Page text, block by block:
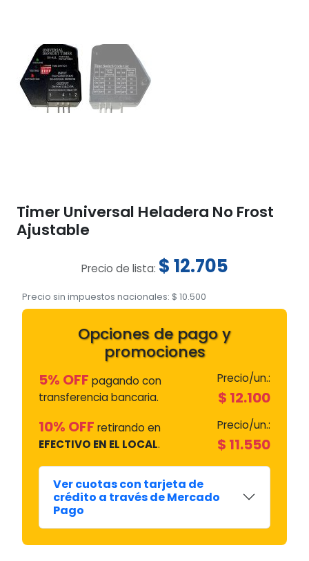
Timer Universal Heladera No Frost
Ajustable
Precio de lista: $12.705
Precio sin impuestos nacionales: $ 10.500
Opciones de pago y
promociones
5% OFF pagando con
transferencia bancaria.
Precio/un.:
$ 12.100
10% OFF retirando en
EFECTIVO EN EL LOCAL.
Precio/un.:
$ 11.550
Ver cuotas con tarjeta de
crédito a través de Mercado
Pago